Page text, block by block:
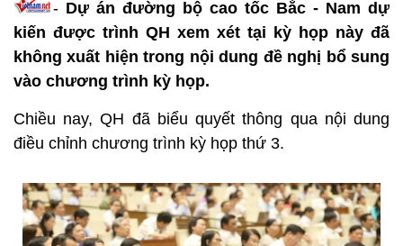
- Dự án đường bộ cao tốc Bắc - Nam dự
kiến được trình QH xem xét tại kỳ họp này đã
không xuất hiện trong nội dung đề nghị bổ sung
vào chương trình kỳ họp.
Chiều nay, QH đã biểu quyết thông qua nội dung
điều chỉnh chương trình kỳ họp thứ 3.